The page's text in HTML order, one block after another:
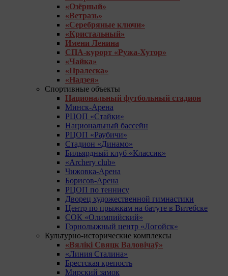
«Озёрный»
«Ветразь»
«Серебряные ключи»
«Кристальный»
Имени Ленина
СПА-курорт «Ружа-Хутор»
«Чайка»
«Пралеска»
«Надзея»
Спортивные объекты
Национальный футбольный стадион
Минск-Арена
РЦОП «Стайки»
Национальный бассейн
РЦОП «Раубичи»
Стадион «Динамо»
Бильярдный клуб «Классик»
«Archery club»
Чижовка-Арена
Борисов-Арена
РЦОП по теннису
Дворец художественной гимнастики
Центр по прыжкам на батуте в Витебске
СОК «Олимпийский»
Горнолыжный центр «Логойск»
Культурно-исторические комплексы
«Вялікі Свяцк Валовічаў»
«Линия Сталина»
Брестская крепость
Мирский замок